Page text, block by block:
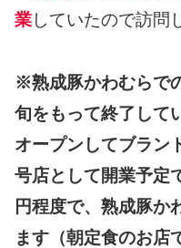
業していたので訪問
※熟成豚かわむらで
旬をもって終了して
オープンしてブラン
号店として開業予定
円程度で、熟成豚か
ます（朝定食のお店